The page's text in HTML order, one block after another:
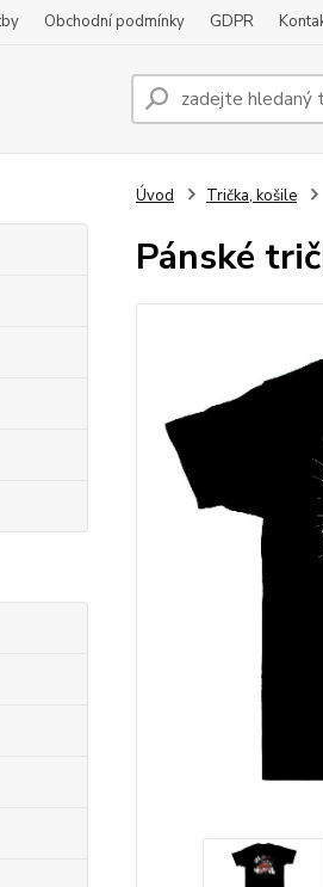
Obchodní podmínky GDPR
Úvod Trička, košile
Pánské